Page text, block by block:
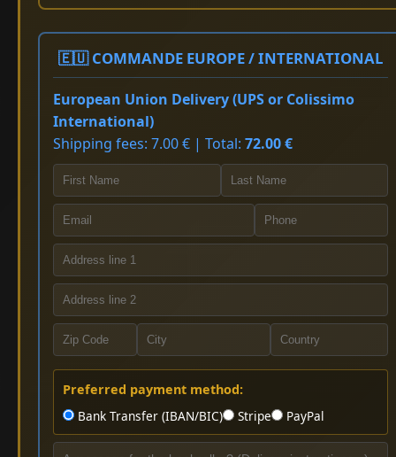
🇪🇺 COMMANDE EUROPE / INTERNATIONAL
European Union Delivery (UPS or Colissimo
International)
Shipping fees: 7.00 € | Total: 72.00 €
Preferred payment method:
Bank Transfer (IBAN/BIC)
Stripe PayPal